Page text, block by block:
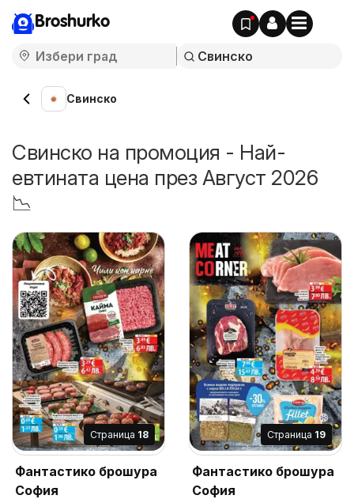
Broshurko
Свинско
Свинско на промоция - Най-
евтината цена през Август 2026
📉
Cтраница 18
Фантастико брошура
София
Cтраница 19
Фантастико брошура
София